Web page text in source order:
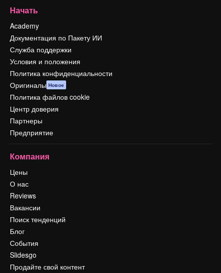
Начать
Academy
Документация по Пакету ИИ
Служба поддержки
Условия и положения
Политика конфиденциальности
Оригиналы Новое
Политика файлов cookie
Центр доверия
Партнеры
Предприятие
Компания
Цены
О нас
Reviews
Вакансии
Поиск тенденций
Блог
События
Slidesgo
Продайте свой контент